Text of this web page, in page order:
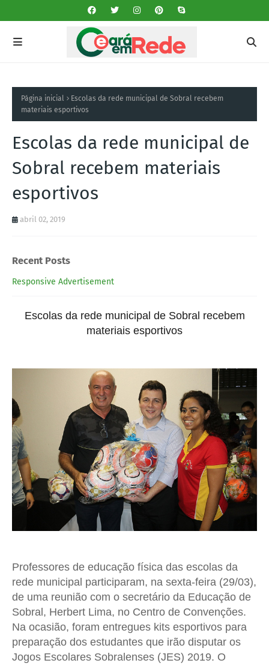
Página inicial
Escolas da rede municipal de Sobral recebem
materiais esportivos
Escolas da rede municipal de
Sobral recebem materiais
esportivos
abril 02, 2019
Recent Posts
Responsive Advertisement
Escolas da rede municipal de Sobral recebem
materiais esportivos
Professores de educação física das escolas da
rede municipal participaram, na sexta-feira (29/03),
de uma reunião com o secretário da Educação de
Sobral, Herbert Lima, no Centro de Convenções.
Na ocasião, foram entregues kits esportivos para
preparação dos estudantes que irão disputar os
Jogos Escolares Sobralenses (JES) 2019. O